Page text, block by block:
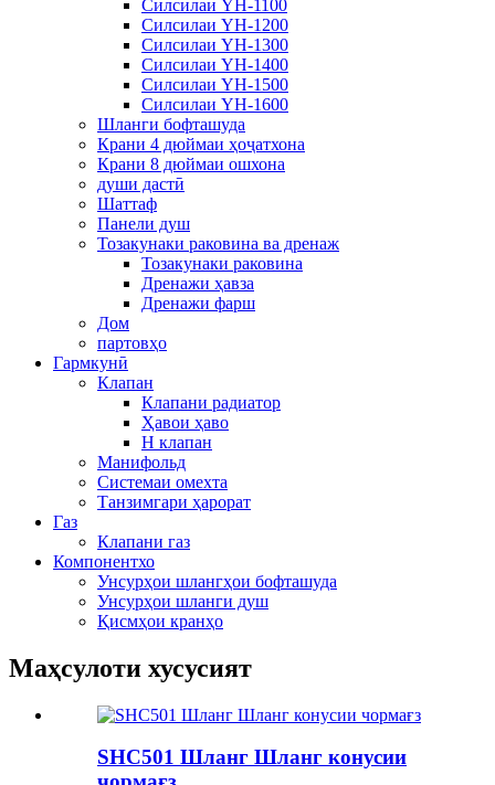
Силсилаи YH-1100
Силсилаи YH-1200
Силсилаи YH-1300
Силсилаи YH-1400
Силсилаи YH-1500
Силсилаи YH-1600
Шланги бофташуда
Крани 4 дюймаи ҳоҷатхона
Крани 8 дюймаи ошхона
души дастӣ
Шаттаф
Панели душ
Тозакунаки раковина ва дренаж
Тозакунаки раковина
Дренажи ҳавза
Дренажи фарш
Дом
партовҳо
Гармкунӣ
Клапан
Клапани радиатор
Ҳавои ҳаво
H клапан
Манифольд
Системаи омехта
Танзимгари ҳарорат
Газ
Клапани газ
Компонентхо
Унсурҳои шлангҳои бофташуда
Унсурҳои шланги душ
Қисмҳои кранҳо
Маҳсулоти хусусият
SHC501 Шланг Шланг конусии